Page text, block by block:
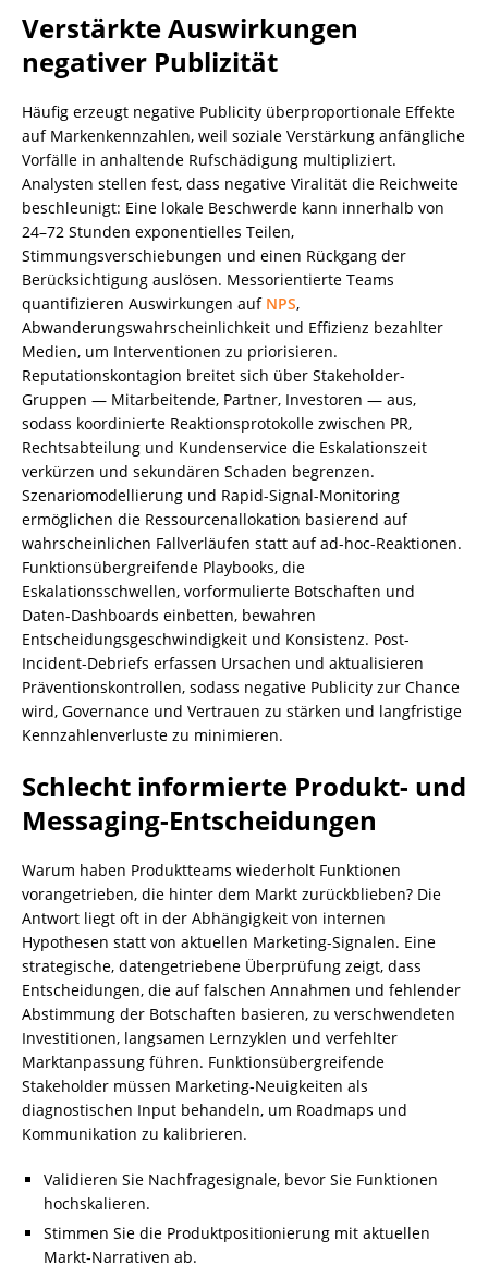
Verstärkte Auswirkungen
negativer Publizität
Häufig erzeugt negative Publicity überproportionale Effekte
auf Markenkennzahlen, weil soziale Verstärkung anfängliche
Vorfälle in anhaltende Rufschädigung multipliziert.
Analysten stellen fest, dass negative Viralität die Reichweite
beschleunigt: Eine lokale Beschwerde kann innerhalb von
24–72 Stunden exponentielles Teilen,
Stimmungsverschiebungen und einen Rückgang der
Berücksichtigung auslösen. Messorientierte Teams
quantifizieren Auswirkungen auf NPS,
Abwanderungswahrscheinlichkeit und Effizienz bezahlter
Medien, um Interventionen zu priorisieren.
Reputationskontagion breitet sich über Stakeholder-
Gruppen — Mitarbeitende, Partner, Investoren — aus,
sodass koordinierte Reaktionsprotokolle zwischen PR,
Rechtsabteilung und Kundenservice die Eskalationszeit
verkürzen und sekundären Schaden begrenzen.
Szenariomodellierung und Rapid-Signal-Monitoring
ermöglichen die Ressourcenallokation basierend auf
wahrscheinlichen Fallverläufen statt auf ad-hoc-Reaktionen.
Funktionsübergreifende Playbooks, die
Eskalationsschwellen, vorformulierte Botschaften und
Daten-Dashboards einbetten, bewahren
Entscheidungsgeschwindigkeit und Konsistenz. Post-
Incident-Debriefs erfassen Ursachen und aktualisieren
Präventionskontrollen, sodass negative Publicity zur Chance
wird, Governance und Vertrauen zu stärken und langfristige
Kennzahlenverluste zu minimieren.
Schlecht informierte Produkt- und
Messaging-Entscheidungen
Warum haben Produktteams wiederholt Funktionen
vorangetrieben, die hinter dem Markt zurückblieben? Die
Antwort liegt oft in der Abhängigkeit von internen
Hypothesen statt von aktuellen Marketing-Signalen. Eine
strategische, datengetriebene Überprüfung zeigt, dass
Entscheidungen, die auf falschen Annahmen und fehlender
Abstimmung der Botschaften basieren, zu verschwendeten
Investitionen, langsamen Lernzyklen und verfehlter
Marktanpassung führen. Funktionsübergreifende
Stakeholder müssen Marketing‑Neuigkeiten als
diagnostischen Input behandeln, um Roadmaps und
Kommunikation zu kalibrieren.
Validieren Sie Nachfragesignale, bevor Sie Funktionen
hochskalieren.
Stimmen Sie die Produktpositionierung mit aktuellen
Markt‑Narrativen ab.